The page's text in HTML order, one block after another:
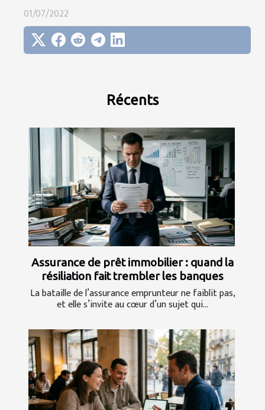
Récents
Assurance de prêt immobilier : quand la
résiliation fait trembler les banques
La bataille de l’assurance emprunteur ne faiblit pas,
et elle s’invite au cœur d’un sujet qui...
01/07/2022